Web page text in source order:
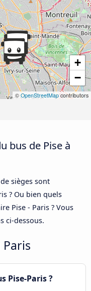
+
−
© OpenStreetMapcontributors
bus de Pise à
sièges sont
? Ou bien quels
Pise - Paris ? Vous
ci-dessous.
Paris
Pise-Paris ?